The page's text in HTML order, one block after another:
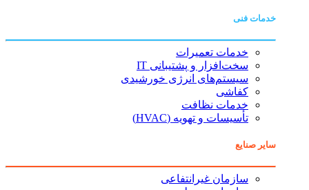
خدمات فنی
خدمات تعمیرات
سخت‌افزار و پشتیبانی IT
سیستم‌های انرژی خورشیدی
کفاشی
خدمات نظافت
تأسیسات و تهویه (HVAC)
سایر صنایع
سازمان غیرانتفاعی